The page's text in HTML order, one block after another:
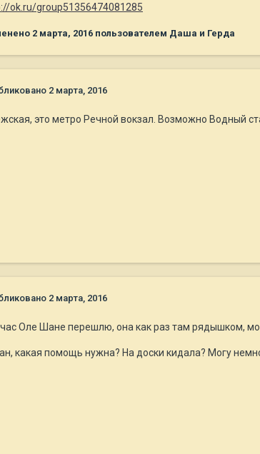
ok.ru/group51356474081285
2 марта, 2016 пользователем Даша и Герда
2 марта, 2016
это метро Речной вокзал. Возможно Водный
2 марта, 2016
Оле Шане перешлю, она как раз там рядышком,
какая помощь нужна? На доски кидала? Могу